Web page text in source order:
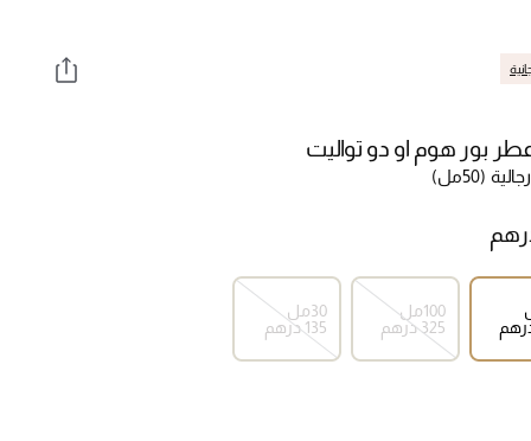
عطر بور هوم او دو تواليت
(50مل)
100مل
⁦325⁩ درهم
30مل
⁦135⁩ درهم